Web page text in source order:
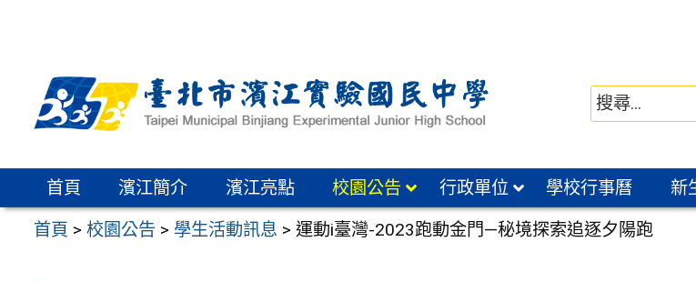
區
首頁 濱江簡介 濱江亮點 校園公告 行政單位 學校行事曆 新
首頁 >校園公告 > 學生活動訊息 >運動i臺灣-2023跑動金門—秘境探索追逐夕陽跑